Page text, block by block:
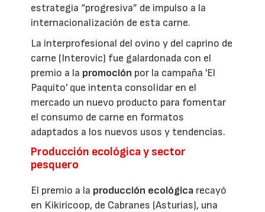
estrategia “progresiva” de impulso a la
internacionalización de esta carne.
La interprofesional del ovino y del caprino de
carne (Interovic) fue galardonada con el
premio a la promoción por la campaña 'El
Paquito' que intenta consolidar en el
mercado un nuevo producto para fomentar
el consumo de carne en formatos
adaptados a los nuevos usos y tendencias.
Producción ecológica y sector
pesquero
El premio a la producción ecológica recayó
en Kikiricoop, de Cabranes (Asturias), una